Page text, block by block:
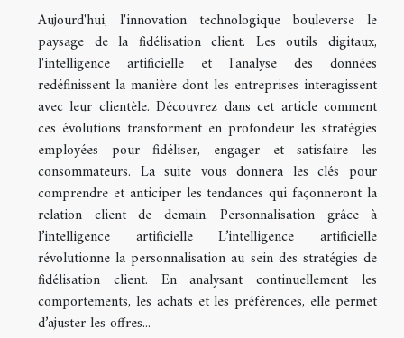
Aujourd'hui, l'innovation technologique bouleverse le
paysage de la fidélisation client. Les outils digitaux,
l'intelligence artificielle et l'analyse des données
redéfinissent la manière dont les entreprises interagissent
avec leur clientèle. Découvrez dans cet article comment
ces évolutions transforment en profondeur les stratégies
employées pour fidéliser, engager et satisfaire les
consommateurs. La suite vous donnera les clés pour
comprendre et anticiper les tendances qui façonneront la
relation client de demain. Personnalisation grâce à
l’intelligence artificielle L’intelligence artificielle
révolutionne la personnalisation au sein des stratégies de
fidélisation client. En analysant continuellement les
comportements, les achats et les préférences, elle permet
d’ajuster les offres...